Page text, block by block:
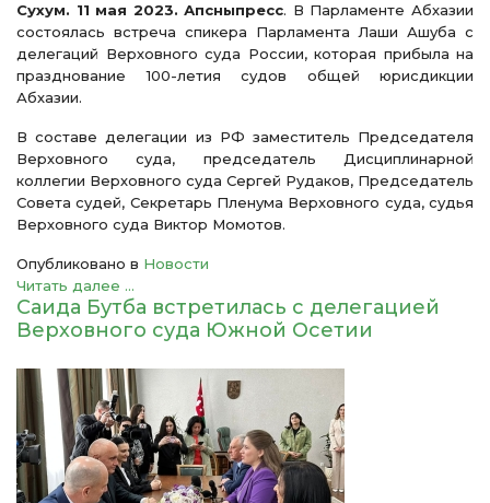
Сухум. 11 мая 2023. Апсныпресс. В Парламенте Абхазии
состоялась встреча спикера Парламента Лаши Ашуба с
делегаций Верховного суда России, которая прибыла на
празднование 100-летия судов общей юрисдикции
Абхазии.
В составе делегации из РФ заместитель Председателя
Верховного суда, председатель Дисциплинарной
коллегии Верховного суда Сергей Рудаков, Председатель
Совета судей, Секретарь Пленума Верховного суда, судья
Верховного суда Виктор Момотов.
Опубликовано в Новости
Читать далее ...
Саида Бутба встретилась с делегацией
Верховного суда Южной Осетии